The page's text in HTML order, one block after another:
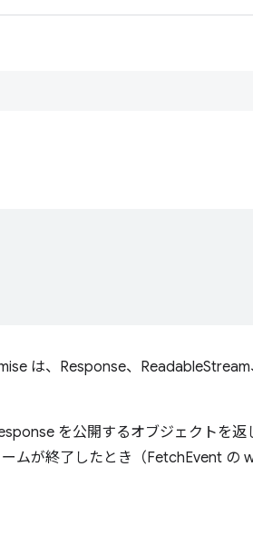
は、Response、ReadableStream
を公開するオブジェクトを返
ムが終了したとき（FetchEvent の